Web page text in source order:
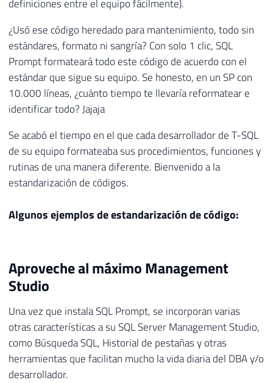
definiciones entre el equipo fácilmente).
¿Usó ese código heredado para mantenimiento, todo sin
estándares, formato ni sangría? Con solo 1 clic, SQL
Prompt formateará todo este código de acuerdo con el
estándar que sigue su equipo. Se honesto, en un SP con
10.000 líneas, ¿cuánto tiempo te llevaría reformatear e
identificar todo? Jajaja
Se acabó el tiempo en el que cada desarrollador de T-SQL
de su equipo formateaba sus procedimientos, funciones y
rutinas de una manera diferente. Bienvenido a la
estandarización de códigos.
Algunos ejemplos de estandarización de código:
Aproveche al máximo Management
Studio
Una vez que instala SQL Prompt, se incorporan varias
otras características a su SQL Server Management Studio,
como Búsqueda SQL, Historial de pestañas y otras
herramientas que facilitan mucho la vida diaria del DBA y/o
desarrollador.